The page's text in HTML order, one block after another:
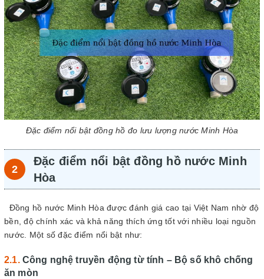
Đặc điểm nổi bật đồng hồ đo lưu lượng nước Minh Hòa
Đặc điểm nổi bật đồng hồ nước Minh
Hòa
Đồng hồ nước Minh Hòa được đánh giá cao tại Việt Nam nhờ độ
bền, độ chính xác và khả năng thích ứng tốt với nhiều loại nguồn
nước. Một số đặc điểm nổi bật như:
Công nghệ truyền động từ tính – Bộ số khô chống
ăn mòn